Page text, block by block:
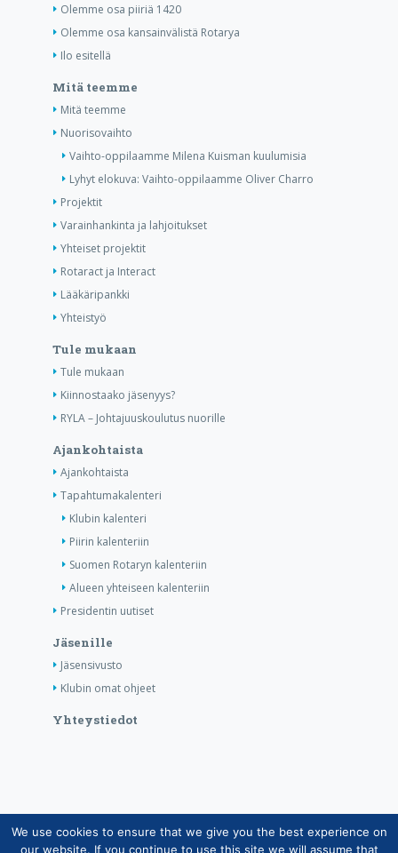
Olemme osa piiriä 1420
Olemme osa kansainvälistä Rotarya
Ilo esitellä
Mitä teemme
Mitä teemme
Nuorisovaihto
Vaihto-oppilaamme Milena Kuisman kuulumisia
Lyhyt elokuva: Vaihto-oppilaamme Oliver Charro
Projektit
Varainhankinta ja lahjoitukset
Yhteiset projektit
Rotaract ja Interact
Lääkäripankki
Yhteistyö
Tule mukaan
Tule mukaan
Kiinnostaako jäsenyys?
RYLA – Johtajuuskoulutus nuorille
Ajankohtaista
Ajankohtaista
Tapahtumakalenteri
Klubin kalenteri
Piirin kalenteriin
Suomen Rotaryn kalenteriin
Alueen yhteiseen kalenteriin
Presidentin uutiset
Jäsenille
Jäsensivusto
Klubin omat ohjeet
Yhteystiedot
Copyright © Suomen Rotarypalvelu ry 2026 |
We use cookies to ensure that we give you the best experience on
our website. If you continue to use this site we will assume that